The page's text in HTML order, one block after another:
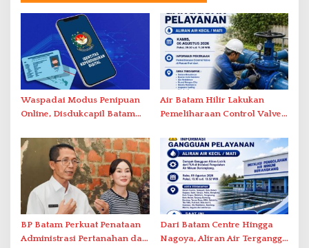
Waspadai Modus Penipuan
Online, Disdukcapil Batam
Tatap Muka
Air Batam Hilir Lakukan
Pemeliharaan Control Valve,
BP Batam Perkuat Penataan
Administrasi Pertanahan dan
Dari Batam Centre Hingga
Nagoya, Aliran Air Terganggu